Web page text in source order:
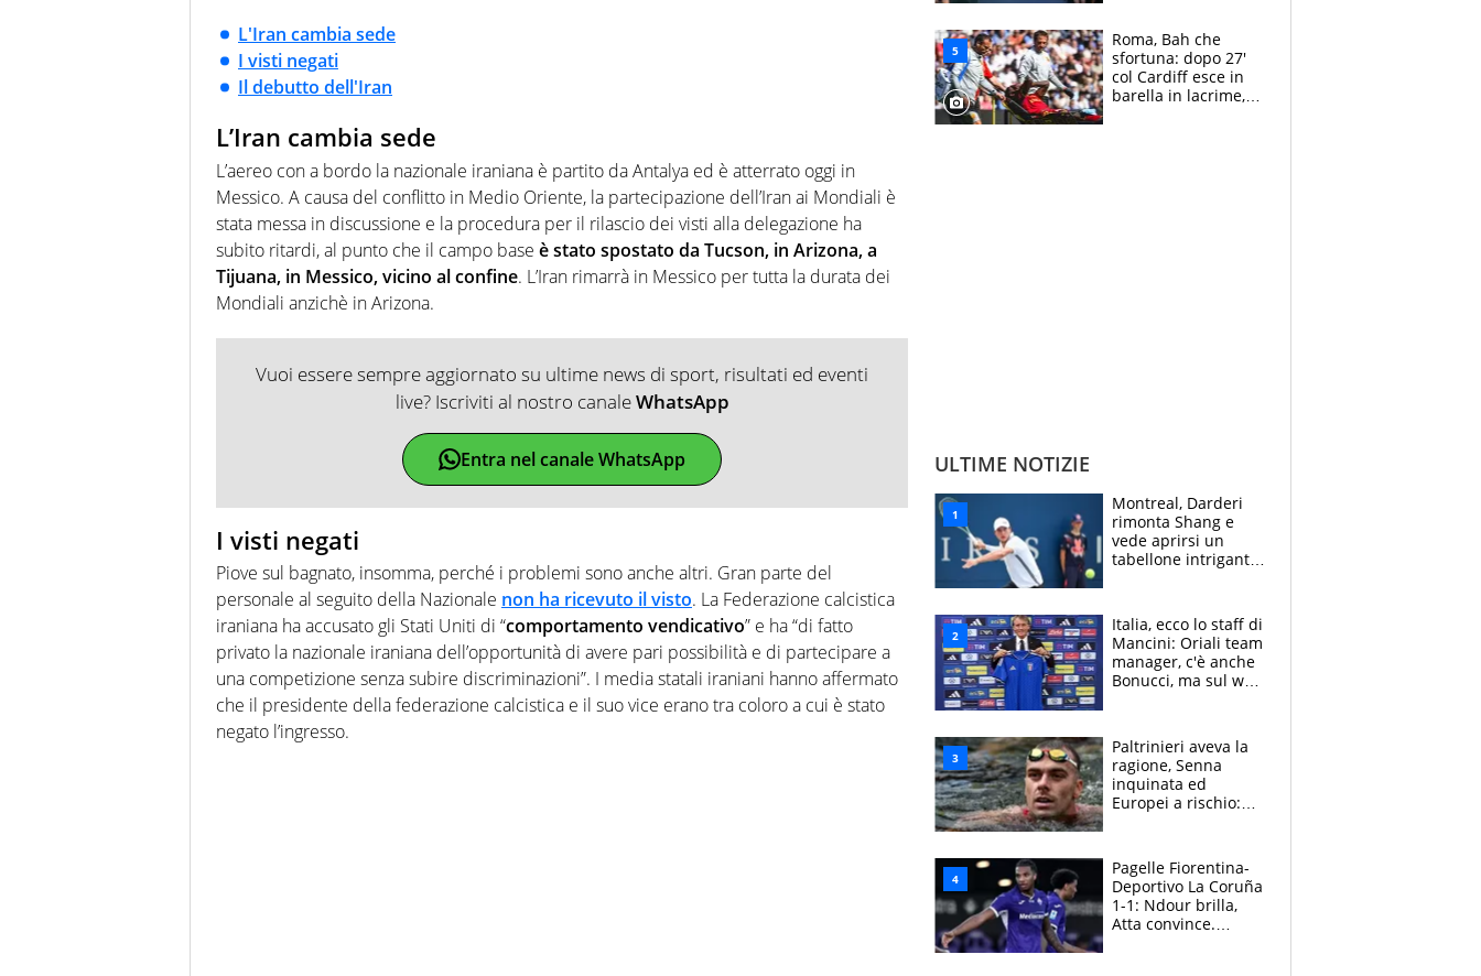
L'Iran cambia sede
I visti negati
Il debutto dell'Iran
L’Iran cambia sede
L’aereo con a bordo la nazionale iraniana è partito da Antalya ed è atterrato oggi in
Messico. A causa del conflitto in Medio Oriente, la partecipazione dell’Iran ai Mondiali è
stata messa in discussione e la procedura per il rilascio dei visti alla delegazione ha
subito ritardi, al punto che il campo base è stato spostato da Tucson, in Arizona, a
Tijuana, in Messico, vicino al confine. L’Iran rimarrà in Messico per tutta la durata dei
Mondiali anzichè in Arizona.
Vuoi essere sempre aggiornato su ultime news di sport, risultati ed eventi
live? Iscriviti al nostro canaleWhatsApp
Entra nel canale WhatsApp
I visti negati
Piove sul bagnato, insomma, perché i problemi sono anche altri. Gran parte del
personale al seguito della Nazionale non ha ricevuto il visto. La Federazione calcistica
iraniana ha accusato gli Stati Uniti di “comportamento vendicativo” e ha “di fatto
privato la nazionale iraniana dell’opportunità di avere pari possibilità e di partecipare a
una competizione senza subire discriminazioni”. I media statali iraniani hanno affermato
che il presidente della federazione calcistica e il suo vice erano tra coloro a cui è stato
negato l’ingresso.
Roma, Bah che
sfortuna: dopo 27'
col Cardiff esce in
barella in lacrime,
ULTIME NOTIZIE
Montreal, Darderi
rimonta Shang e
vede aprirsi un
tabellone intrigante:
felice del mio livello"
Italia, ecco lo staff di
Mancini: Oriali team
manager, c'è anche
Bonucci, ma sul web
Paltrinieri aveva la
ragione, Senna
inquinata ed
Europei a rischio:
adesso
Pagelle Fiorentina-
Deportivo La Coruña
1-1: Ndour brilla,
Atta convince.